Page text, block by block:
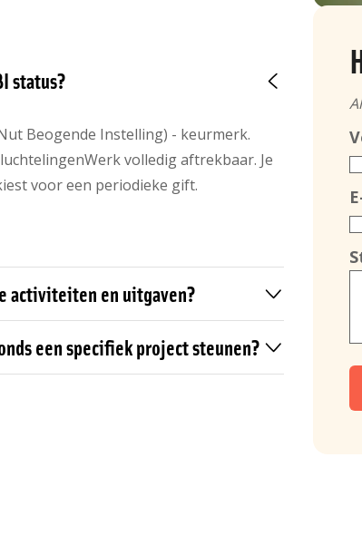
status?
Beogende Instelling) - keurmerk.
volledig aftrekbaar. Je
voor een periodieke gift.
activiteiten en uitgaven?
een specifiek project steunen?